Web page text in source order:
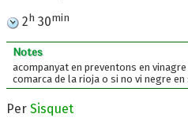
2h 30min
Notes
acompanyat en preventons en
comarca de la rioja o si no vi negre en
Per Sisquet